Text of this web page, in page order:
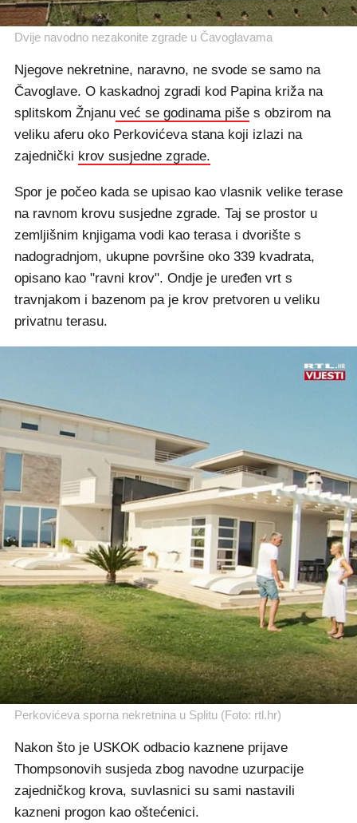
Dvije navodno nezakonite zgrade u Čavoglavama
Njegove nekretnine, naravno, ne svode se samo na
Čavoglave. O kaskadnoj zgradi kod Papina križa na
splitskom Žnjanu već se godinama piše s obzirom na
veliku aferu oko Perkovićeva stana koji izlazi na
zajednički krov susjedne zgrade.
Spor je počeo kada se upisao kao vlasnik velike terase
na ravnom krovu susjedne zgrade. Taj se prostor u
zemljišnim knjigama vodi kao terasa i dvorište s
nadogradnjom, ukupne površine oko 339 kvadrata,
opisano kao "ravni krov". Ondje je uređen vrt s
travnjakom i bazenom pa je krov pretvoren u veliku
privatnu terasu.
Perkovićeva sporna nekretnina u Splitu (Foto: rtl.hr)
Nakon što je USKOK odbacio kaznene prijave
Thompsonovih susjeda zbog navodne uzurpacije
zajedničkog krova, suvlasnici su sami nastavili
kazneni progon kao oštećenici.